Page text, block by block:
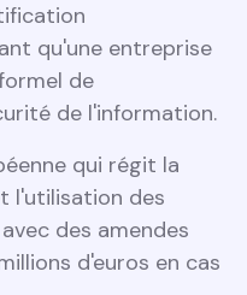
qu'une entreprise
de
de l'information.
qui régit la
l'utilisation des
des amendes
d'euros en cas